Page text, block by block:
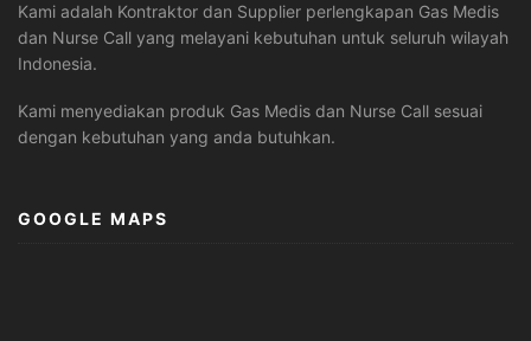
Kami adalah Kontraktor dan Supplier perlengkapan Gas Medis
dan Nurse Call yang melayani kebutuhan untuk seluruh wilayah
Indonesia.
Kami menyediakan produk Gas Medis dan Nurse Call sesuai
dengan kebutuhan yang anda butuhkan.
GOOGLE MAPS